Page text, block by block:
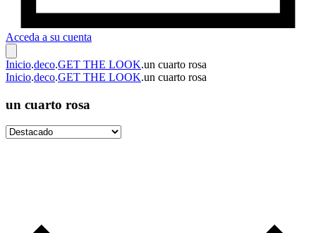
Acceda a su cuenta
Inicio.deco.GET THE LOOK.un cuarto rosa
Inicio.deco.GET THE LOOK.un cuarto rosa
un cuarto rosa